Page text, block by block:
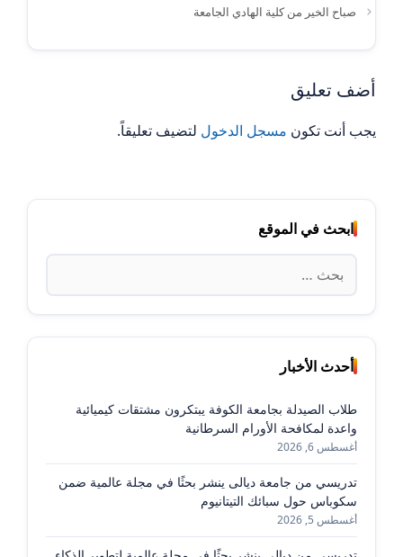
صباح الخير من كلية الهادي الجامعة
أضف تعليق
يجب أنت تكون مسجل الدخول لتضيف تعليقاً.
ابحث في الموقع
البحث
عن:
أحدث الأخبار
طلاب الصيدلة بجامعة الكوفة يبتكرون مشتقات كيميائية
واعدة لمكافحة الأورام السرطانية
أغسطس 6, 2026
تدريسي من جامعة ديالى ينشر بحثًا في مجلة عالمية ضمن
سكوباس حول سبائك التيتانيوم
أغسطس 5, 2026